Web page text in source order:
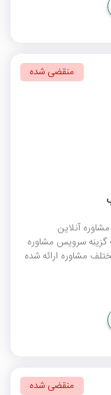
تخفیف مشاوره آنلاین
گزینه سرویس مشاوره
مشاوره ارائه شده
منقضی شده
منقضی شده